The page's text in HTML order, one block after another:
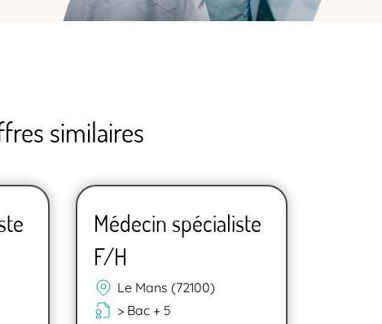
similaires
Médecin spécialiste
F/H
Le Mans (72100)
> Bac + 5